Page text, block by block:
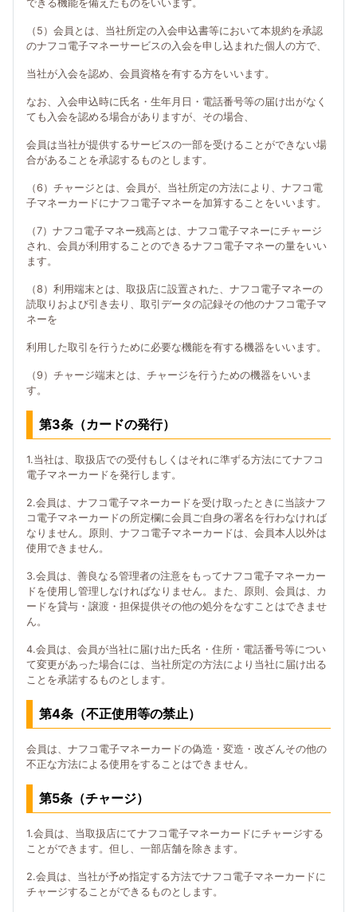
できる機能を備えたものをいいます。
（5）会員とは、当社所定の入会申込書等において本規約を承認
のナフコ電子マネーサービスの入会を申し込まれた個人の方で、
当社が入会を認め、会員資格を有する方をいいます。
なお、入会申込時に氏名・生年月日・電話番号等の届け出がなく
ても入会を認める場合がありますが、その場合、
会員は当社が提供するサービスの一部を受けることができない場
合があることを承認するものとします。
（6）チャージとは、会員が、当社所定の方法により、ナフコ電
子マネーカードにナフコ電子マネーを加算することをいいます。
（7）ナフコ電子マネー残高とは、ナフコ電子マネーにチャージ
され、会員が利用することのできるナフコ電子マネーの量をいい
ます。
（8）利用端末とは、取扱店に設置された、ナフコ電子マネーの
読取りおよび引き去り、取引データの記録その他のナフコ電子マ
ネーを
利用した取引を行うために必要な機能を有する機器をいいます。
（9）チャージ端末とは、チャージを行うための機器をいいま
す。
第3条（カードの発行）
1.当社は、取扱店での受付もしくはそれに準ずる方法にてナフコ
電子マネーカードを発行します。
2.会員は、ナフコ電子マネーカードを受け取ったときに当該ナフ
コ電子マネーカードの所定欄に会員ご自身の署名を行わなければ
なりません。原則、ナフコ電子マネーカードは、会員本人以外は
使用できません。
3.会員は、善良なる管理者の注意をもってナフコ電子マネーカー
ドを使用し管理しなければなりません。また、原則、会員は、カ
ードを貸与・譲渡・担保提供その他の処分をなすことはできませ
ん。
4.会員は、会員が当社に届け出た氏名・住所・電話番号等につい
て変更があった場合には、当社所定の方法により当社に届け出る
ことを承諾するものとします。
第4条（不正使用等の禁止）
会員は、ナフコ電子マネーカードの偽造・変造・改ざんその他の
不正な方法による使用をすることはできません。
第5条（チャージ）
1.会員は、当取扱店にてナフコ電子マネーカードにチャージする
ことができます。但し、一部店舗を除きます。
2.会員は、当社が予め指定する方法でナフコ電子マネーカードに
チャージすることができるものとします。